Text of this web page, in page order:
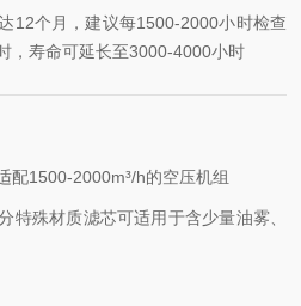
12个月，建议每1500-2000小时检查
，寿命可延长至3000-4000小时
配1500-2000m³/h的空压机组
特殊材质滤芯可适用于含少量油雾、